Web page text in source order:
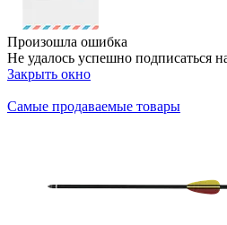
Произошла ошибка
Не удалось успешно подписаться
Закрыть окно
Самые продаваемые товары